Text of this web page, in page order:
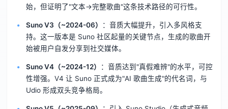
始，但证明了"文本→完整歌曲"这条技术路径的可行性。
Suno V3（~2024-06）
：音质大幅提升，引入多风格支
持。这一版本是 Suno 社区起量的关键节点，生成的歌曲开
始被用户自发分享到社交媒体。
Suno V4（~2024-12）
：音质达到"真假难辨"的水平，可控
性增强。V4 让 Suno 正式成为"AI 歌曲生成"的代名词，与
Udio 形成双头竞争格局。